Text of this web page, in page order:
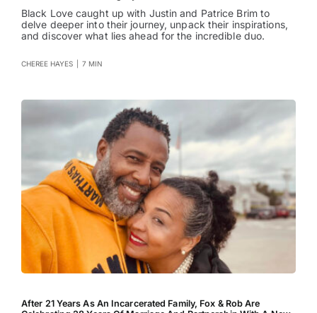
Black Love caught up with Justin and Patrice Brim to
delve deeper into their journey, unpack their inspirations,
and discover what lies ahead for the incredible duo.
CHEREE HAYES 7 MIN
After 21 Years As An Incarcerated Family, Fox & Rob Are